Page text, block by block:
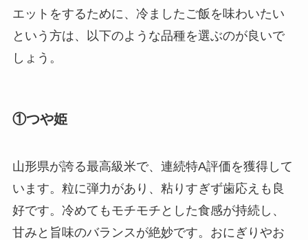
エットをするために、冷ましたご飯を味わいたい
という方は、以下のような品種を選ぶのが良いで
しょう。
①つや姫
山形県が誇る最高級米で、連続特A評価を獲得して
います。粒に弾力があり、粘りすぎず歯応えも良
好です。冷めてもモチモチとした食感が持続し、
甘みと旨味のバランスが絶妙です。おにぎりやお